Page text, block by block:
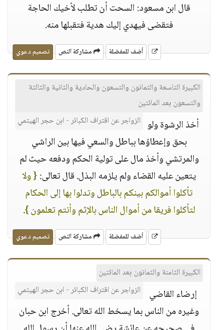
قال ابن مسعود: السحت أن تطلب لأخيك الحاجة
فتقضى فيهدي إليك هدية فتقبلها منه.
أضف للمفضلة مشاركة النص تصميم دعوي
الكبيرة التاسعة والثمانون والتسعون والحادية والثانية والثالثة
والتسعون بعد المائتين
الزواجر عن اقتراف الكبائر - ابن حجر الهيتمي أخذ الرشوة ولو
بحق وإعطاؤها بباطل والسعي فيها بين الراشي
والمرتشي وأخذ مال على تولية الحكم ودفعه حيث لم
يتعين عليه القضاء ولم يلزمه البذل. قال تعالى:{ ولا
تأكلوا أموالكم بينكم بالباطل وتدلوا بها إلى الحكام
لتأكلوا فريقا من أموال الناس بالإثم وأنتم تعلمون }.
أضف للمفضلة مشاركة النص تصميم دعوي
الكبيرة الثامنة والثمانون بعد المائتين
الزواجر عن اقتراف الكبائر - ابن حجر الهيتمي
إرضاء القاضي
وغيره من الناس بما يسخط الله تعالى. أخرج ابن حبان